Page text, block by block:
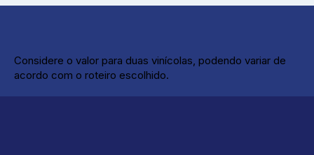
Considere o valor para duas vinícolas, podendo variar de
acordo com o roteiro escolhido.